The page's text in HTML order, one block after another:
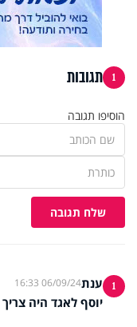
1 תגובות
הוסיפו תגובה
שלח תגובה
1 ענת06/09/24 16:33
יוסף לאגד היה